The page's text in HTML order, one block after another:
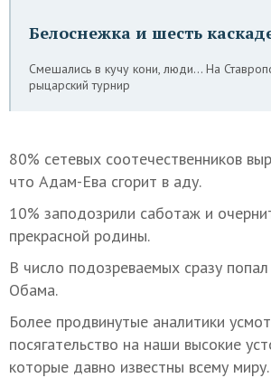
Белоснежка и шесть
Смешались в кучу кони, люди… На
рыцарский турнир
80% сетевых соотечественников
что Адам-Ева сгорит в аду.
10% заподозрили саботаж и
прекрасной родины.
В число подозреваемых сразу
Обама.
Более продвинутые аналитики
посягательство на наши высокие
которые давно известны всему миру.